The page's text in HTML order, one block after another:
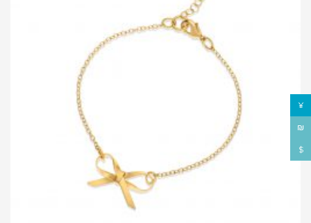
¥
₪
$